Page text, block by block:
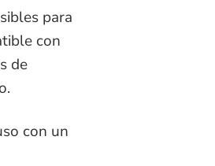
para
con
de
con un